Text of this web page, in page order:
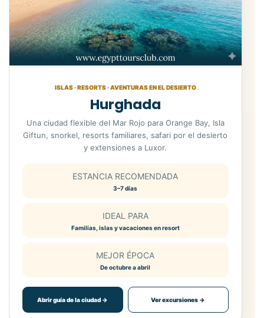
ISLAS · RESORTS · AVENTURAS EN EL DESIERTO
Hurghada
Una ciudad flexible del Mar Rojo para Orange Bay, Isla
Giftun, snorkel, resorts familiares, safari por el desierto
y extensiones a Luxor.
ESTANCIA RECOMENDADA
3–7 días
IDEAL PARA
Familias, islas y vacaciones en resort
MEJOR ÉPOCA
De octubre a abril
Abrir guía de la ciudad → Ver excursiones →